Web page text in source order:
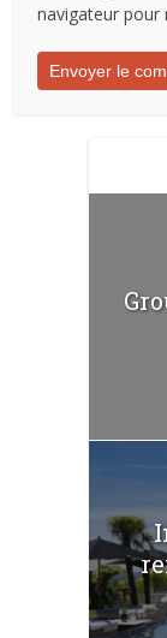
navigateur pour